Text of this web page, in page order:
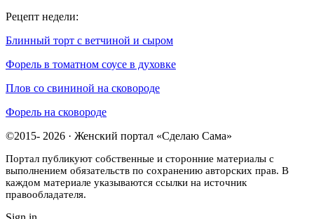
Рецепт недели:
Блинный торт с ветчиной и сыром
Форель в томатном соусе в духовке
Плов со свининой на сковороде
Форель на сковороде
©2015- 2026 · Женский портал «Сделаю Сама»
Портал публикуют собственные и сторонние материалы с
выполнением обязательств по сохранению авторских прав. В
каждом материале указываются ссылки на источник
правообладателя.